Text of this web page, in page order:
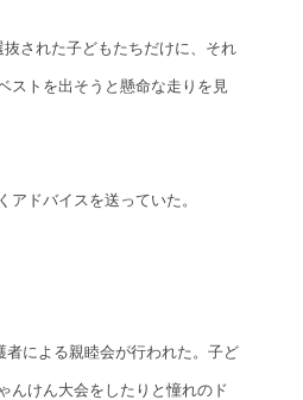
された子どもたちだけに、それ
ストを出そうと懸命な走りを見
ドバイスを送っていた。
による親睦会が行われた。子ど
んけん大会をしたりと憧れのド